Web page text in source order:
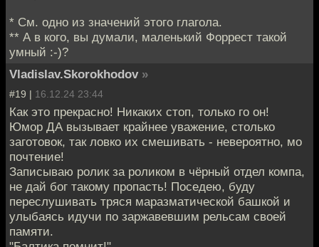
* См. одно из значений этого глагола.
** А в кого, вы думали, маленький Форрест такой
умный :-)?
Vladislav.Skorokhodov »
#19 | 16.12.24 23:44
Как это прекрасно! Никаких стоп, только го он!
Юмор ДА вызывает крайнее уважение, столько
заготовок, так ловко их смешивать - невероятно, мо
почтение!
Записываю ролик за роликом в чёрный отдел компа,
не дай бог такому пропасть! Поседею, буду
переслушивать тряся маразматической башкой и
улыбаясь идучи по заржавевшим рельсам своей
памяти.